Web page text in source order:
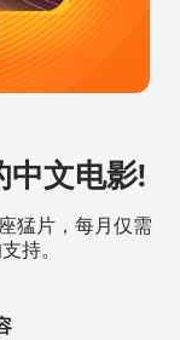
中文电影!
猛片，每月仅需
持。